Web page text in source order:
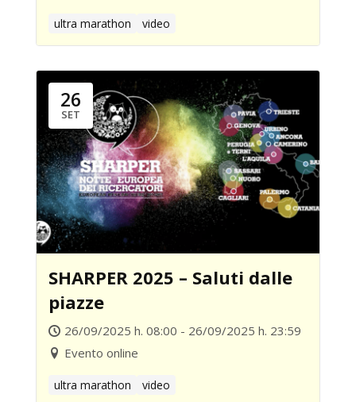
ultra marathon video
26
SET
SHARPER 2025 – Saluti dalle
piazze
26/09/2025 h. 08:00 - 26/09/2025 h. 23:59
Evento online
ultra marathon video